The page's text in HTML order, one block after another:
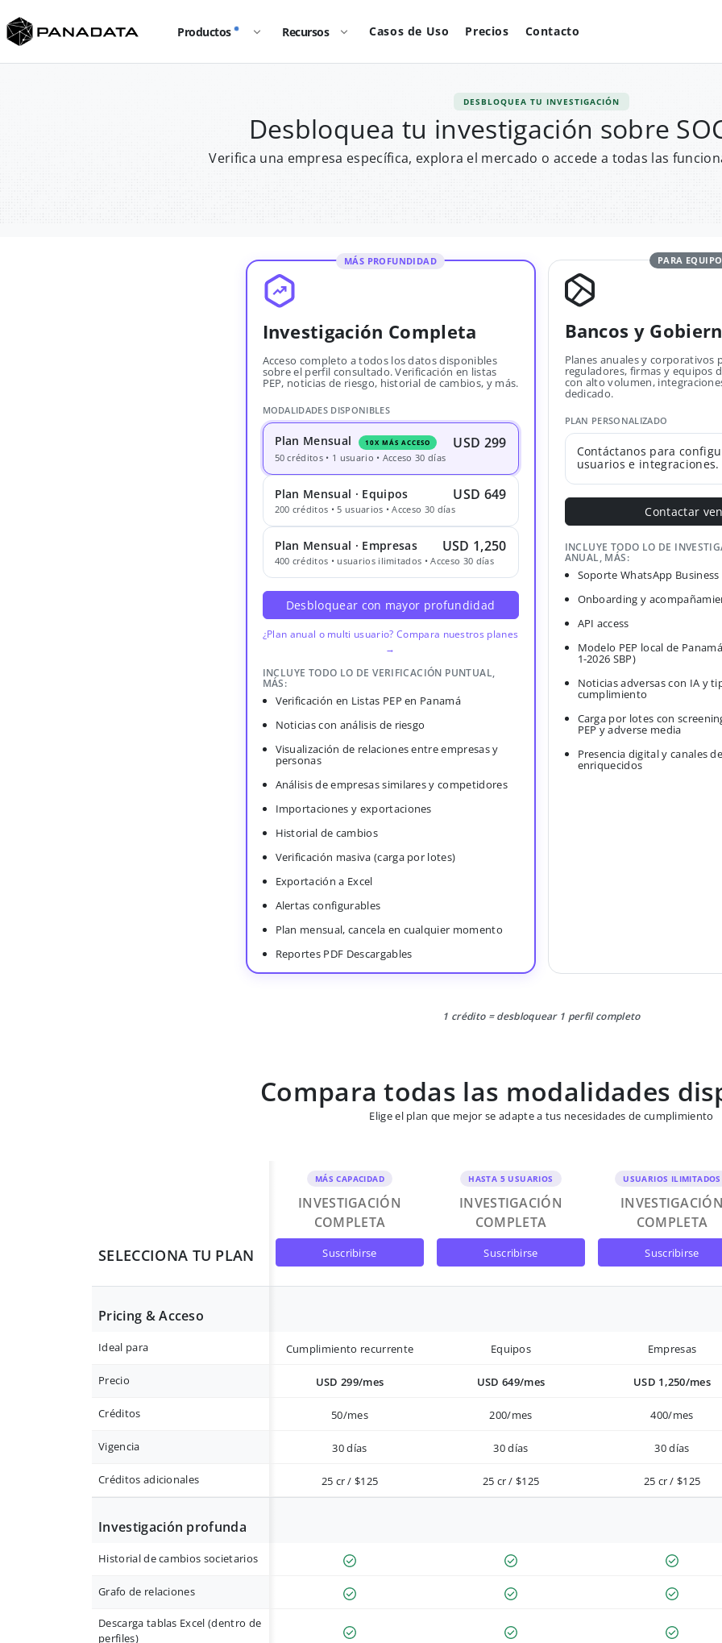
Productos Recursos Casos de Uso Precios Contacto
DESBLOQUEA TU INVESTIGACIÓN
Desbloquea tu investigación sobre
Verifica una empresa específica, explora el mercado o accede a todas las
MÁS PROFUNDIDAD
Investigación Completa
Acceso completo a todos los datos disponibles
sobre el perfil consultado. Verificación en listas
PEP, noticias de riesgo, historial de cambios, y más.
MODALIDADES DISPONIBLES
Plan Mensual 10X MÁS ACCESO USD 299
50 créditos • 1 usuario • Acceso 30 días
Plan Mensual · Equipos USD 649
200 créditos • 5 usuarios • Acceso 30 días
Plan Mensual · Empresas USD 1,250
400 créditos • usuarios ilimitados • Acceso 30 días
Desbloquear con mayor profundidad
¿Plan anual o multi usuario? Compara nuestros planes
→
INCLUYE TODO LO DE VERIFICACIÓN PUNTUAL,
MÁS:
Verificación en Listas PEP en Panamá
Noticias con análisis de riesgo
Visualización de relaciones entre empresas y
personas
Análisis de empresas similares y competidores
Importaciones y exportaciones
Historial de cambios
Verificación masiva (carga por lotes)
Exportación a Excel
Alertas configurables
Plan mensual, cancela en cualquier momento
Reportes PDF Descargables
PARA
Bancos y
Planes anuales y corporativos
reguladores, firmas y equipos
con alto volumen,
dedicado.
PLAN PERSONALIZADO
Contáctanos para
usuarios e integraciones.
Contactar
INCLUYE TODO LO DE
ANUAL, MÁS:
Soporte WhatsApp Business
Onboarding y
API access
Modelo PEP local de
1-2026 SBP)
Noticias adversas con IA y
cumplimiento
Carga por lotes con
PEP y adverse media
Presencia digital y canales
enriquecidos
1 crédito = desbloquear 1 perfil completo
Compara todas las modalidades
Elige el plan que mejor se adapte a tus necesidades de cumplimiento
SELECCIONA TU PLAN
MÁS CAPACIDAD
INVESTIGACIÓN
COMPLETA
suscribirse
HASTA 5 USUARIOS
INVESTIGACIÓN
COMPLETA
suscribirse
USUARIOS ILIMITADOS
COMPLETA
suscribirse
Pricing & Acceso
Ideal para Cumplimiento recurrente Equipos Empresas
Precio USD 299/mes USD 649/mes USD 1,250/mes
Créditos 50/mes 200/mes 400/mes
Vigencia 30 días 30 días 30 días
Créditos adicionales 25 cr / $125 25 cr / $125 25 cr / $125
Investigación profunda
Historial de cambios societarios
Grafo de relaciones
Descarga tablas Excel (dentro de
perfiles)